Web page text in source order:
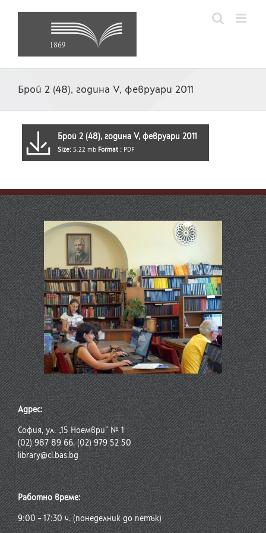
Брой 2 (48), година V, февруари 2011
Брой 2 (48), година V, февруари 2011
Size: 5.22 mb Format : PDF
Адрес:
София, ул. „15 Ноември“ № 1
(02) 987 89 66, (02) 979 52 50
library@cl.bas.bg
Работно време:
9:00 – 17:30 ч. (понеделник до петък)